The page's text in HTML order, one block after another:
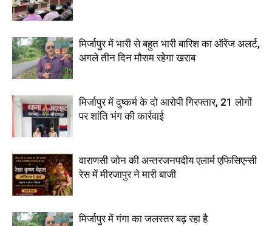
मिर्जापुर में भारी से बहुत भारी बारिश का ऑरेंज अलर्ट,
अगले तीन दिन मौसम रहेगा खराब
मिर्जापुर में दुष्कर्म के दो आरोपी गिरफ्तार, 21 लोगों
पर शांति भंग की कार्रवाई
वाराणसी जोन की अन्तरजनपदीय एलार्म एफिसिएन्सी
रेस में मीरजापुर ने मारी बाजी
मिर्जापुर में गंगा का जलस्तर बढ़ रहा है